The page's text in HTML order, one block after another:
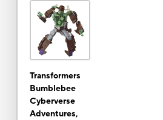
Transformers
Bumblebee
Cyberverse
Adventures,